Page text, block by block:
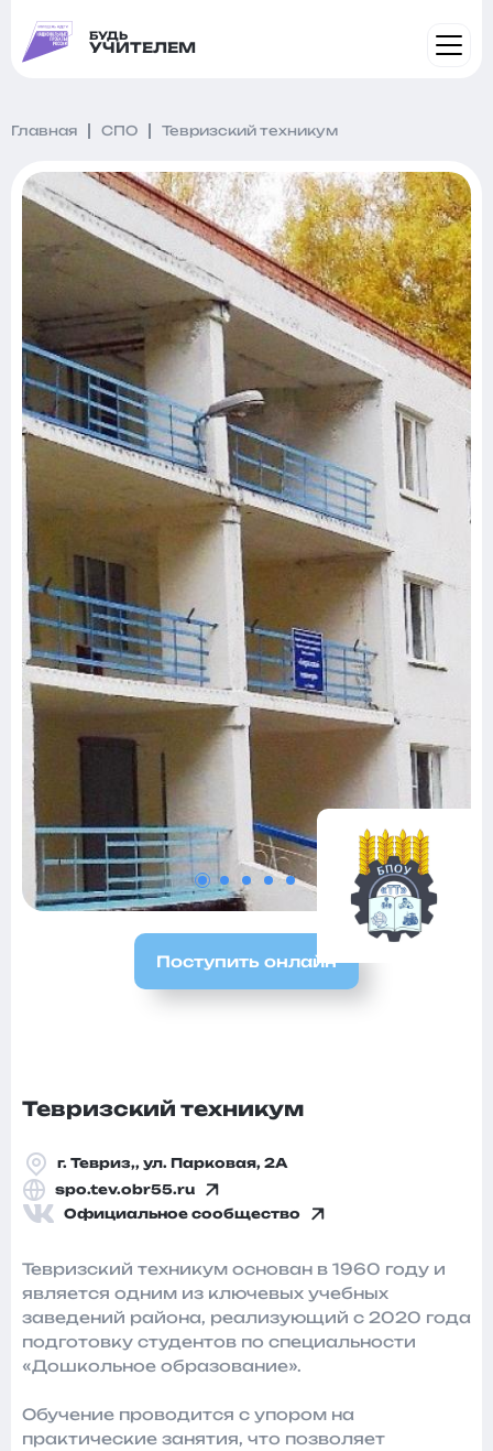
БУДЬ
УЧИТЕЛЕМ
Главная СПО Тевризский техникум
Поступить онлайн
Тевризский техникум
г. Тевриз,, ул. Парковая, 2А
spo.tev.obr55.ru
Официальное сообщество
Тевризский техникум основан в 1960 году и
является одним из ключевых учебных
заведений района, реализующий с 2020 года
подготовку студентов по специальности
«Дошкольное образование».
Обучение проводится с упором на
практические занятия, что позволяет